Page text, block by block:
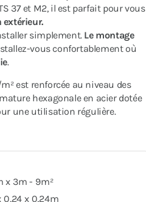
37 et M2, il est parfait pour vous
extérieur.
simplement. Le montage
vous confortablement où
.
est renforcée au niveau des
hexagonale en acier dotée
une utilisation régulière.
x 3m - 9m²
0,24 x 0,24m